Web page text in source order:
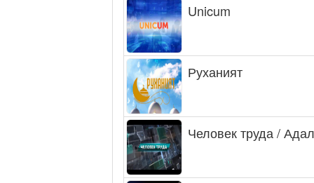
Unicum
Руханият
Человек труда /